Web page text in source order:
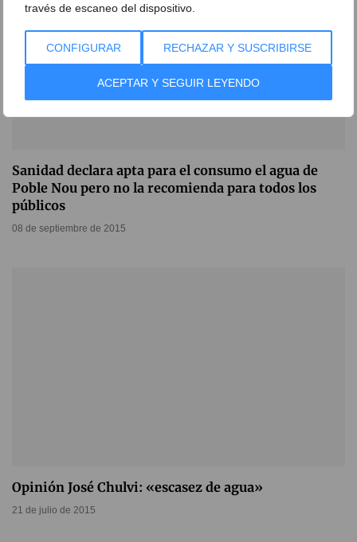
través de escaneo del dispositivo.
CONFIGURAR RECHAZAR Y SUSCRIBIRSE
ACEPTAR Y SEGUIR LEYENDO
Sanidad declara apta para el consumo el agua de
Poble Nou pero no la recomienda para todos los
públicos
08 de septiembre de 2015
Opinión José Chulvi: «escasez de agua»
21 de julio de 2015